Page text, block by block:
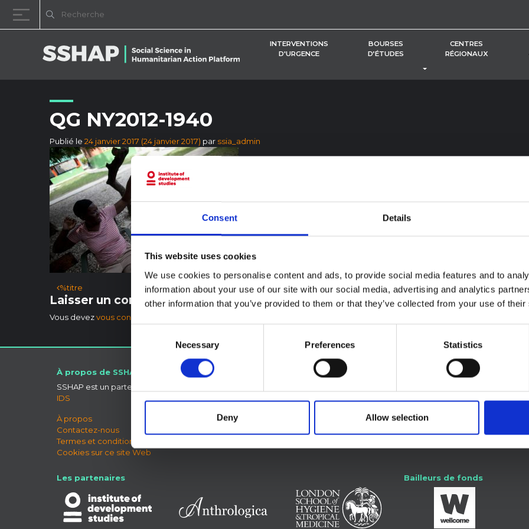
Consent Details
This website uses cookies
We use cookies to personalise content and ads, to provide social media features and to
information about your use of our site with our social media, advertising and analytics
other information that you’ve provided to them or that they’ve collected from your use of
Selection
Necessary Preferences Statistics
Deny Allow selection
INTERVENTIONS
D'URGENCE
BOURSES
D’ÉTUDES
CENTRES
RÉGIONAUX
BASCULER LE MENU
QG NY2012-1940
Publié le 24 janvier 2017 (24 janvier 2017) par ssia_admin
Navigation des articles
%titre
Laisser un commentaire
Vous devezvous connecter
À propos de SSHAP
SSHAP est un partenariat hébergé par
IDS
À propos
Contactez-nous
Termes et conditions
Cookies sur ce site Web
Connecte-toi avec nous
Forum SSHAP
Les partenaires Bailleurs de fonds